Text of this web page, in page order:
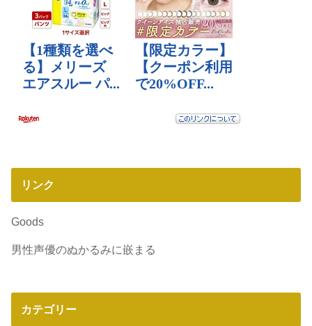
リンク
Goods
男性声優のぬかるみに嵌まる
カテゴリー